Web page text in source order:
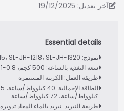
آخر تعديل: 19/12/2025
نموذج: SL-JH-0812، SL-JH-1015، SL-JH-1218، SL-JH-1320
سعة التغذية بالساعة: 500 كجم، 0.8-1 طن، 1.5-2 طن، 2.5-3 طن
طريقة العمل: الكربنة المستمرة
كيلوواط/ساعة، 72 كيلوواط/ساعة
طريقة التبريد: تبريد بالماء المعاد تدويره